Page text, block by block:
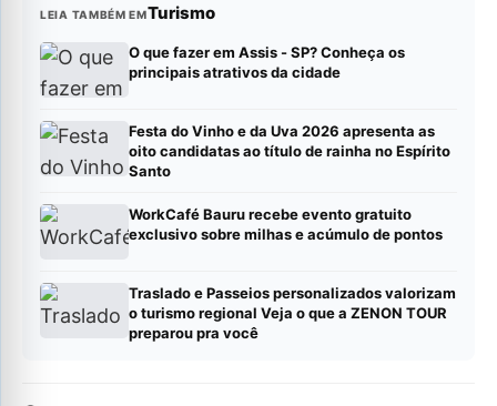
LEIA TAMBÉM EMTurismo
O que fazer em Assis - SP? Conheça os
principais atrativos da cidade
Festa do Vinho e da Uva 2026 apresenta as
oito candidatas ao título de rainha no Espírito
Santo
WorkCafé Bauru recebe evento gratuito
exclusivo sobre milhas e acúmulo de pontos
Traslado e Passeios personalizados valorizam
o turismo regional Veja o que a ZENON TOUR
preparou pra você